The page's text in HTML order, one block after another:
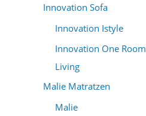
Innovation Sofa
Innovation Istyle
Innovation One Room
Living
Malie Matratzen
Malie